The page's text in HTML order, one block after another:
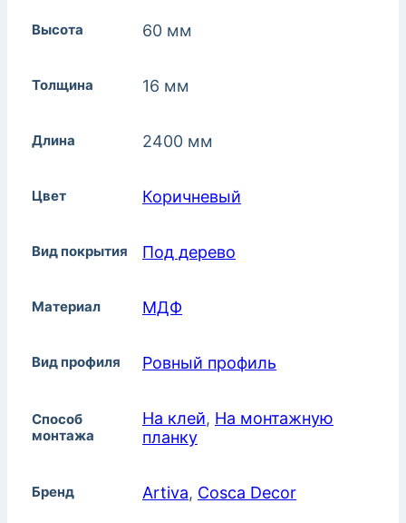
Высота 60 мм
Толщина 16 мм
Длина 2400 мм
Цвет Коричневый
Вид покрытия Под дерево
Материал МДФ
Вид профиля Ровный профиль
Способ
монтажа
На клей, На монтажную
планку
Бренд Artiva, Cosca Decor